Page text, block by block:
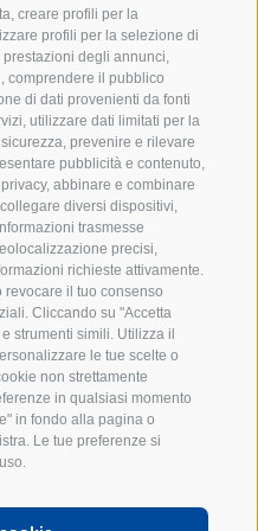
creare profili per la
profili per la selezione di
degli annunci,
comprendere il pubblico
di dati provenienti da fonti
utilizzare dati limitati per la
prevenire e rilevare
pubblicità e contenuto,
abbinare e combinare
diversi dispositivi,
trasmesse
precisi,
richieste attivamente.
revocare il tuo consenso
Cliccando su "Accetta
strumenti simili. Utilizza il
le tue scelte o
non strettamente
in qualsiasi momento
in fondo alla pagina o
Le tue preferenze si